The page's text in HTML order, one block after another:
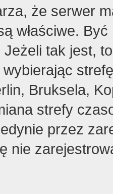
że serwer
właściwe.
Jeżeli tak jest,
Bruksela,
strefy
przez
nie